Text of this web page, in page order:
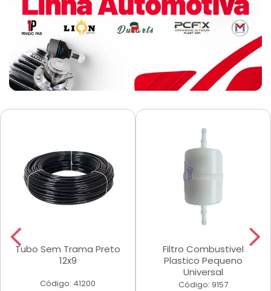
Tubo Sem Trama Preto
12x9
Código: 41200
Filtro Combustivel
Plastico Pequeno
Universal
Código: 9157